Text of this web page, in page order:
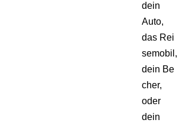
dein
Auto,
das Rei
semobil,
dein Be
cher,
oder
dein